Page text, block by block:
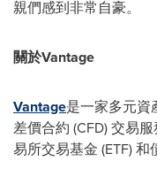
親們感到非常自豪。
關於Vantage
Vantage是一家多元資
差價合約 (CFD) 交易
易所交易基金 (ETF) 和